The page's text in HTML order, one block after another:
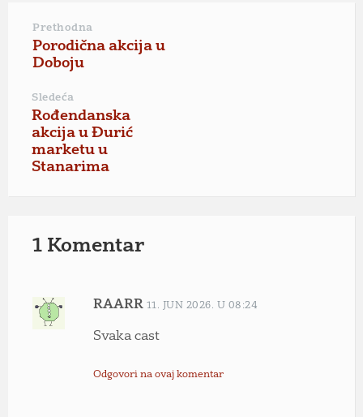
Prethodna
Porodična akcija u
Doboju
Sledeća
Rođendanska
akcija u Đurić
marketu u
Stanarima
1 Komentar
RAARR 11. JUN 2026. U 08:24
Svaka cast
Odgovori na ovaj komentar